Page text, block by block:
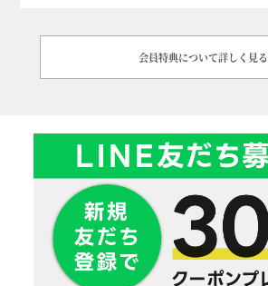
会員特典について詳しく見る